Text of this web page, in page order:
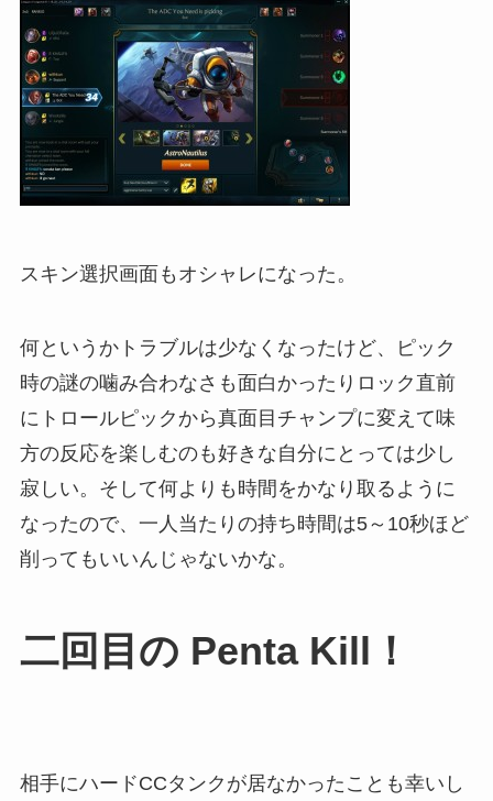
スキン選択画面もオシャレになった。
何というかトラブルは少なくなったけど、ピック
時の謎の噛み合わなさも面白かったりロック直前
にトロールピックから真面目チャンプに変えて味
方の反応を楽しむのも好きな自分にとっては少し
寂しい。そして何よりも時間をかなり取るように
なったので、一人当たりの持ち時間は5～10秒ほど
削ってもいいんじゃないかな。
二回目の Penta Kill！
相手にハードCCタンクが居なかったことも幸いし